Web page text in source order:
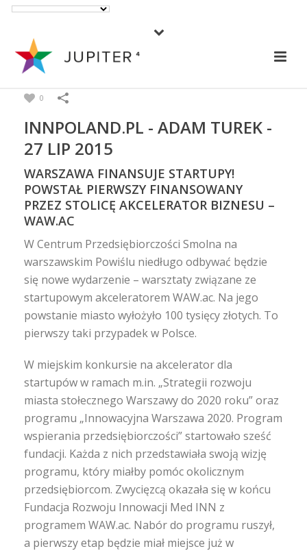
0
INNPOLAND.PL - ADAM TUREK -
27 LIP 2015
WARSZAWA FINANSUJE STARTUPY!
POWSTAŁ PIERWSZY FINANSOWANY
PRZEZ STOLICĘ AKCELERATOR BIZNESU –
WAW.AC
W Centrum Przedsiębiorczości Smolna na
warszawskim Powiślu niedługo odbywać będzie
się nowe wydarzenie – warsztaty związane ze
startupowym akceleratorem WAW.ac. Na jego
powstanie miasto wyłożyło 100 tysięcy złotych. To
pierwszy taki przypadek w Polsce.
W miejskim konkursie na akcelerator dla
startupów w ramach m.in. „Strategii rozwoju
miasta stołecznego Warszawy do 2020 roku” oraz
programu „Innowacyjna Warszawa 2020. Program
wspierania przedsiębiorczości” startowało sześć
fundacji. Każda z nich przedstawiała swoją wizję
programu, który miałby pomóc okolicznym
przedsiębiorcom. Zwycięzcą okazała się w końcu
Fundacja Rozwoju Innowacji Med INN z
programem WAW.ac. Nabór do programu ruszył,
a pierwszy etap będzie miał miejsce już w